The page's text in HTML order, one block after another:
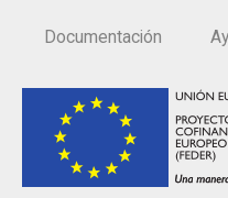
Documentación